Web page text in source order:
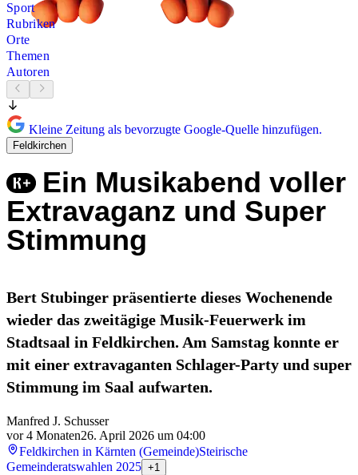
Sport
Rubriken
Orte
Themen
Autoren
Kleine Zeitung als bevorzugte Google-Quelle hinzufügen.
Feldkirchen
Ein Musikabend voller
Extravaganz und Super
Stimmung
Bert Stubinger präsentierte dieses Wochenende
wieder das zweitägige Musik-Feuerwerk im
Stadtsaal in Feldkirchen. Am Samstag konnte er
mit einer extravaganten Schlager-Party und super
Stimmung im Saal aufwarten.
Manfred J. Schusser
vor 4 Monaten26. April 2026 um 04:00
Feldkirchen in Kärnten (Gemeinde)Steirische
Gemeinderatswahlen 2025 +1